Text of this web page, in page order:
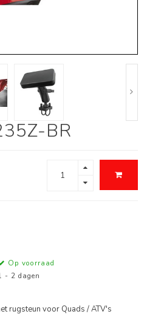
BR
Op voorraad
- 2 dagen
rugsteun voor Quads / ATV's